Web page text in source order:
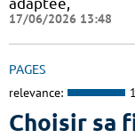
17/06/2026 13:48
PAGES
relevance:
Choisir sa